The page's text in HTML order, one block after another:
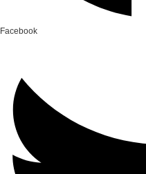
Facebook